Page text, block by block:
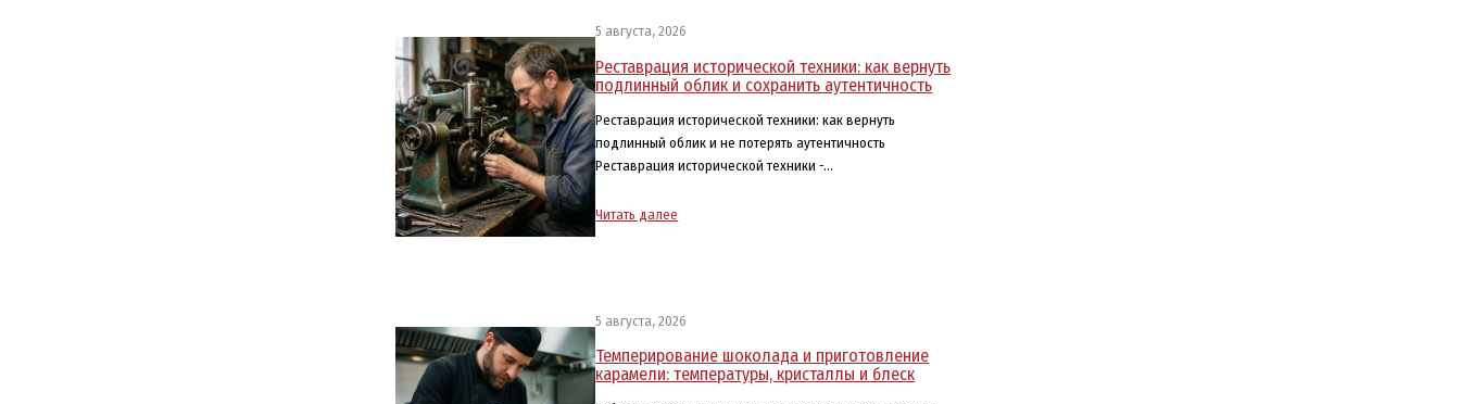
5 августа, 2026
Реставрация исторической техники: как вернуть
подлинный облик и сохранить аутентичность
Реставрация исторической техники: как вернуть
подлинный облик и не потерять аутентичность
Реставрация исторической техники -…
Читать далее
5 августа, 2026
Темперирование шоколада и приготовление
карамели: температуры, кристаллы и блеск